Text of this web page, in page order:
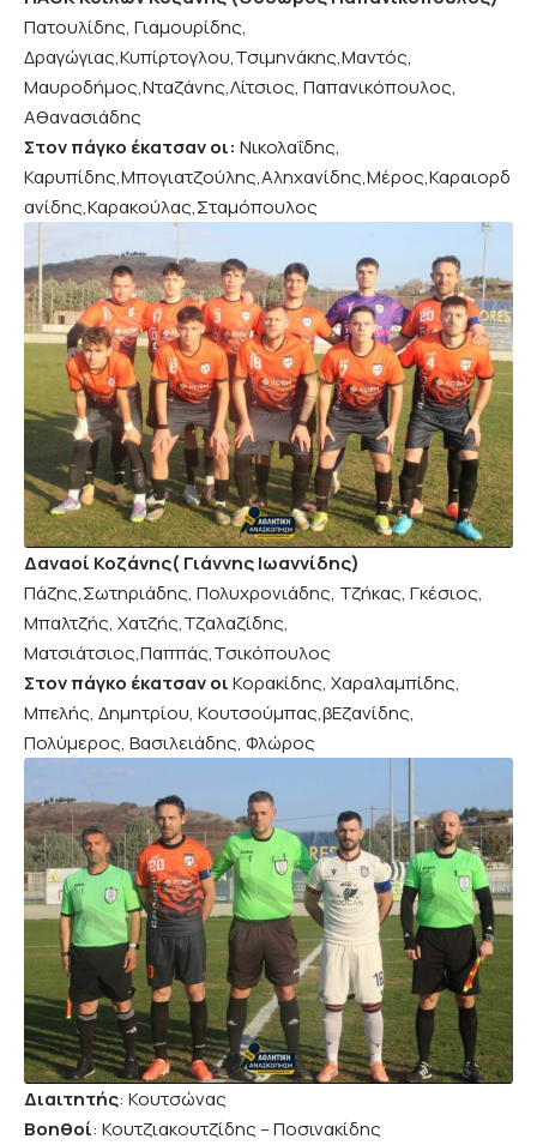
Πατουλίδης, Γιαμουρίδης,
Δραγώγιας,Κυπίρτογλου,Τσιμηνάκης,Μαντός,
Μαυροδήμος,Νταζάνης,Λίτσιος, Παπανικόπουλος,
Αθανασιάδης
Στον πάγκο έκατσαν οι: Νικολαΐδης,
Καρυπίδης,Μπογιατζούλης,Αληχανίδης,Μέρος,Καραιορδ
ανίδης,Καρακούλας,Σταμόπουλος
Δαναοί Κοζάνης( Γιάννης Ιωαννίδης)
Πάζης,Σωτηριάδης, Πολυχρονιάδης, Τζήκας, Γκέσιος,
Μπαλτζής, Χατζής,Τζαλαζίδης,
Ματσιάτσιος,Παππάς,Τσικόπουλος
Στον πάγκο έκατσαν οιΚορακίδης, Χαραλαμπίδης,
Μπελής, Δημητρίου, Κουτσούμπας,βΕζανίδης,
Πολύμερος, Βασιλειάδης, Φλώρος
Διαιτητής: Κουτσώνας
Βοηθοί: Κουτζιακουτζίδης – Ποσινακίδης